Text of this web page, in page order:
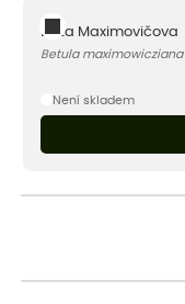
Bříza Maximovičova
Betula maximowicziana
Není skladem